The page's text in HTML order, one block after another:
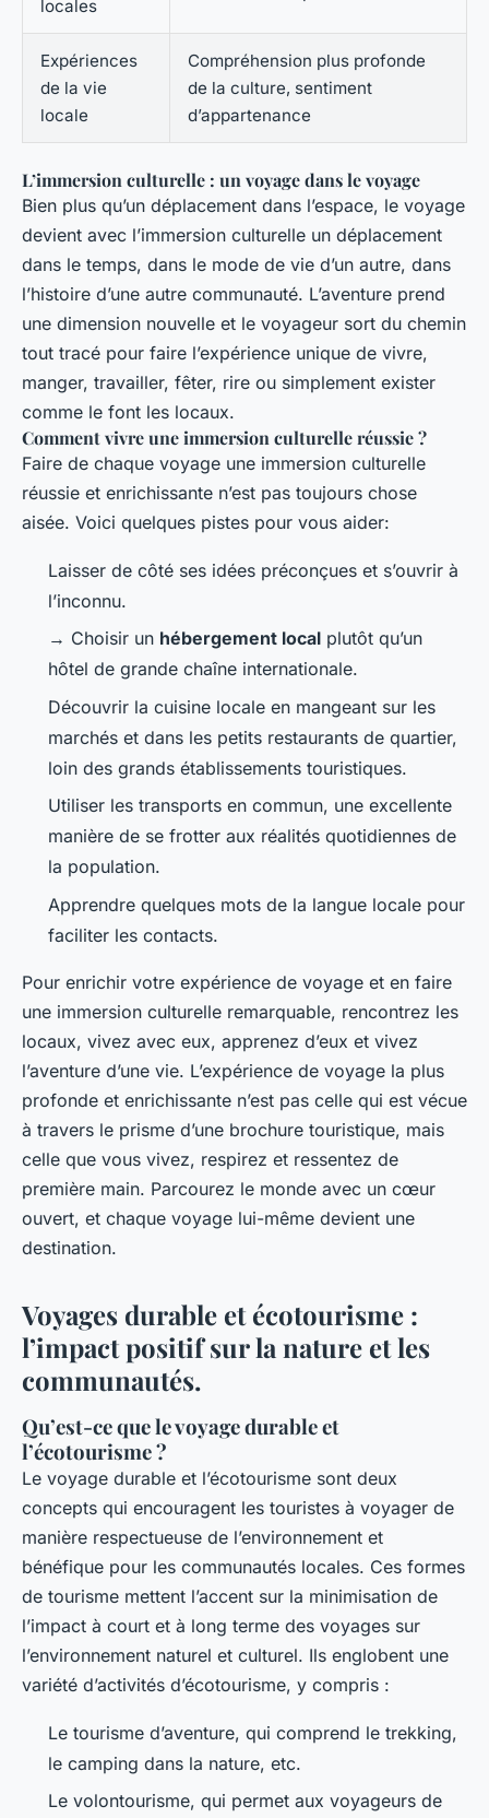
locales
Expériences
de la vie
locale
Compréhension plus profonde
de la culture, sentiment
d’appartenance
L’immersion culturelle : un voyage dans le voyage
Bien plus qu’un déplacement dans l’espace, le voyage
devient avec l’immersion culturelle un déplacement
dans le temps, dans le mode de vie d’un autre, dans
l’histoire d’une autre communauté. L’aventure prend
une dimension nouvelle et le voyageur sort du chemin
tout tracé pour faire l’expérience unique de vivre,
manger, travailler, fêter, rire ou simplement exister
comme le font les locaux.
Comment vivre une immersion culturelle réussie ?
Faire de chaque voyage une immersion culturelle
réussie et enrichissante n’est pas toujours chose
aisée. Voici quelques pistes pour vous aider:
Laisser de côté ses idées préconçues et s’ouvrir à
l’inconnu.
→ Choisir un hébergement local plutôt qu’un
hôtel de grande chaîne internationale.
Découvrir la cuisine locale en mangeant sur les
marchés et dans les petits restaurants de quartier,
loin des grands établissements touristiques.
Utiliser les transports en commun, une excellente
manière de se frotter aux réalités quotidiennes de
la population.
Apprendre quelques mots de la langue locale pour
faciliter les contacts.
Pour enrichir votre expérience de voyage et en faire
une immersion culturelle remarquable, rencontrez les
locaux, vivez avec eux, apprenez d’eux et vivez
l’aventure d’une vie. L’expérience de voyage la plus
profonde et enrichissante n’est pas celle qui est vécue
à travers le prisme d’une brochure touristique, mais
celle que vous vivez, respirez et ressentez de
première main. Parcourez le monde avec un cœur
ouvert, et chaque voyage lui-même devient une
destination.
Voyages durable et écotourisme :
l’impact positif sur la nature et les
communautés.
Qu’est-ce que le voyage durable et
l’écotourisme ?
Le voyage durable et l’écotourisme sont deux
concepts qui encouragent les touristes à voyager de
manière respectueuse de l’environnement et
bénéfique pour les communautés locales. Ces formes
de tourisme mettent l’accent sur la minimisation de
l’impact à court et à long terme des voyages sur
l’environnement naturel et culturel. Ils englobent une
variété d’activités d’écotourisme, y compris :
Le tourisme d’aventure, qui comprend le trekking,
le camping dans la nature, etc.
Le volontourisme, qui permet aux voyageurs de